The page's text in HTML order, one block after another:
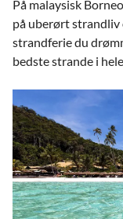
Penang og
attraktioner:
Georgetowns
Fort Cornwallis
Blue Mansion
Peranakan
Kek Lok Si-
På malaysisk
på uberørt strandliv
strandferie du
bedste strande i